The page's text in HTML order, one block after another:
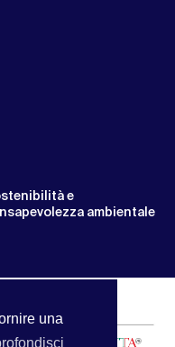
una
e
ambientale